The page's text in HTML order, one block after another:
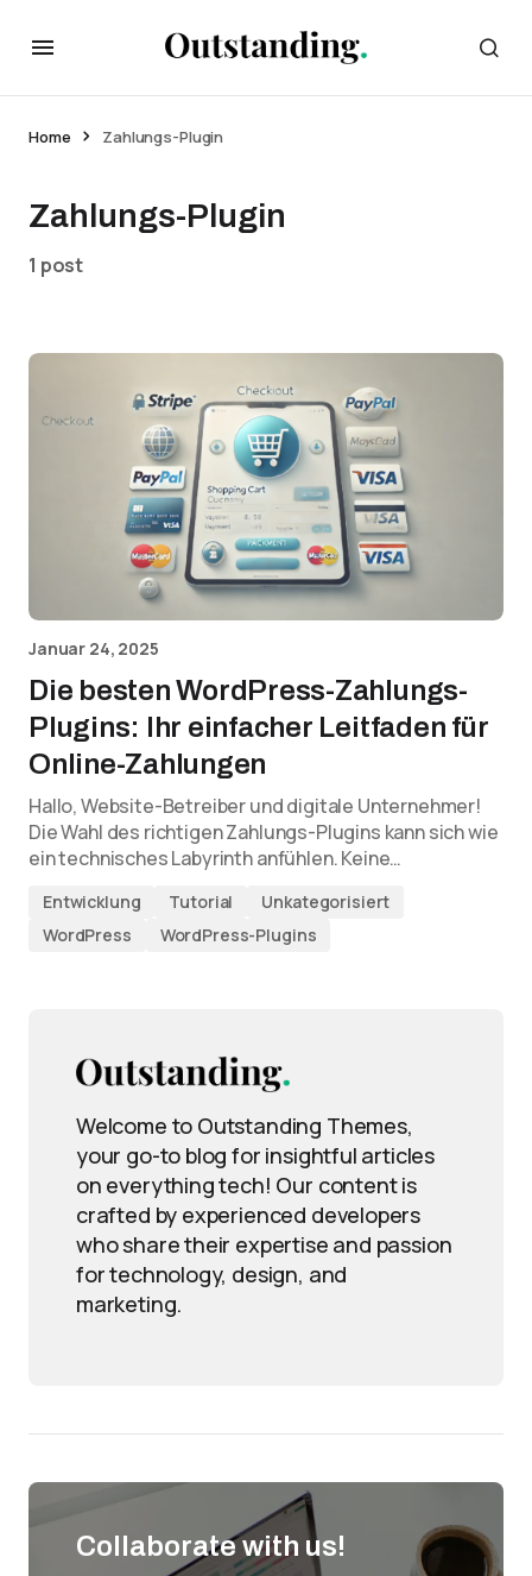
Home Zahlungs-Plugin
Zahlungs-Plugin
1 post
Januar 24, 2025
Die besten WordPress-Zahlungs-
Plugins: Ihr einfacher Leitfaden für
Online-Zahlungen
Hallo, Website-Betreiber und digitale Unternehmer!
Die Wahl des richtigen Zahlungs-Plugins kann sich wie
ein technisches Labyrinth anfühlen. Keine…
Entwicklung Tutorial
Unkategorisiert
WordPress
WordPress-Plugins
Welcome to Outstanding Themes,
your go-to blog for insightful articles
on everything tech! Our content is
crafted by experienced developers
who share their expertise and passion
for technology, design, and
marketing.
Collaborate with us!